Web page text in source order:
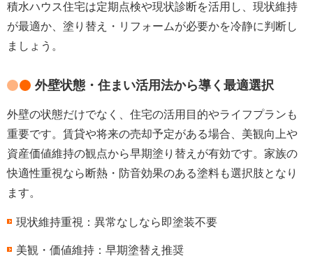
積水ハウス住宅は定期点検や現状診断を活用し、現状維持
が最適か、塗り替え・リフォームが必要かを冷静に判断し
ましょう。
外壁状態・住まい活用法から導く最適選択
外壁の状態だけでなく、住宅の活用目的やライフプランも
重要です。賃貸や将来の売却予定がある場合、美観向上や
資産価値維持の観点から早期塗り替えが有効です。家族の
快適性重視なら断熱・防音効果のある塗料も選択肢となり
ます。
現状維持重視：異常なしなら即塗装不要
美観・価値維持：早期塗替え推奨